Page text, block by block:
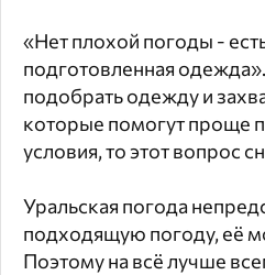
«Нет плохой погоды -
подготовленная
подобрать одежду и
которые помогут проще
условия, то этот вопрос
Уральская погода
подходящую погоду, её
Поэтому на всё лучше